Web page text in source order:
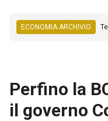
ECONOMIA ARCHIVIO
Perfino la
il governo